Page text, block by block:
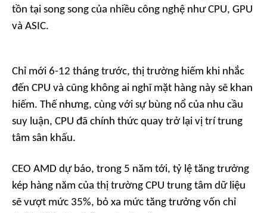
tồn tại song song của nhiều công nghệ như CPU, GPU
và ASIC.
Chỉ mới 6-12 tháng trước, thị trường hiếm khi nhắc
đến CPU và cũng không ai nghĩ mặt hàng này sẽ khan
hiếm. Thế nhưng, cùng với sự bùng nổ của nhu cầu
suy luận, CPU đã chính thức quay trở lại vị trí trung
tâm sân khấu.
CEO AMD dự báo, trong 5 năm tới, tỷ lệ tăng trưởng
kép hàng năm của thị trường CPU trung tâm dữ liệu
sẽ vượt mức 35%, bỏ xa mức tăng trưởng vốn chỉ